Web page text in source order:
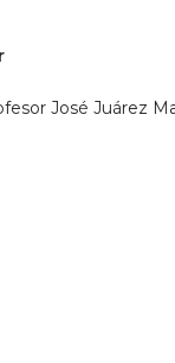
José Juárez